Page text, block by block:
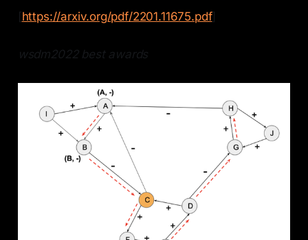
[https://arxiv.org/pdf/2201.11675.pdf]
wsdm2022 best awards